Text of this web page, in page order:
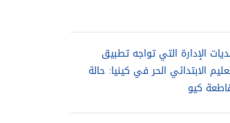
الإدارة التي تواجه تطبيق
الابتدائي الحر في كينيا: حالة
كيو